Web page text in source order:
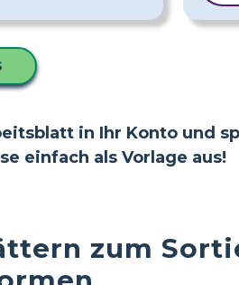
in Ihr Konto und
einfach als Vorlage aus!
zum